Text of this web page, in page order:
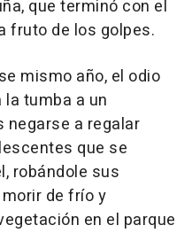
que terminó con el
fruto de los golpes.
mismo año, el odio
tumba a un
negarse a regalar
que se
robándole sus
de frío y
en el parque